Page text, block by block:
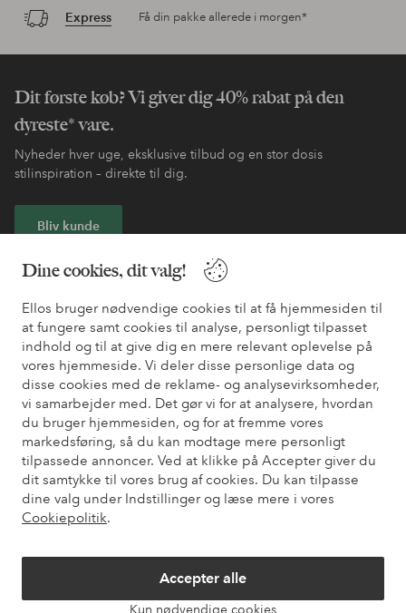
Dine cookies, dit valg!
Ellos bruger nødvendige cookies til at få hjemmesiden til
at fungere samt cookies til analyse, personligt tilpasset
indhold og til at give dig en mere relevant oplevelse på
vores hjemmeside. Vi deler disse personlige data og
disse cookies med de reklame- og analysevirksomheder,
vi samarbejder med. Det gør vi for at analysere, hvordan
du bruger hjemmesiden, og for at fremme vores
markedsføring, så du kan modtage mere personligt
tilpassede annoncer. Ved at klikke på Accepter giver du
dit samtykke til vores brug af cookies. Du kan tilpasse
dine valg under Indstillinger og læse mere i vores
Cookiepolitik.
Accepter alle
Kun nødvendige cookies
Express Få din pakke allerede i morgen*
Dit første køb? Vi giver dig 40% rabat på den
dyreste* vare.
Nyheder hver uge, eksklusive tilbud og en stor dosis
stilinspiration – direkte til dig.
Bliv kunde
* Se tilbudsbetingelser ved registrering
Har du brug for hjælp?
Du kan finde svar på de oftest stillede spørgsmål i vores FAQ.
Du kan også finde oplysninger om, hvordan du kontakter os.
Kundeservice Bestilling Betalingsmåde
Mine sider
Om Ellos